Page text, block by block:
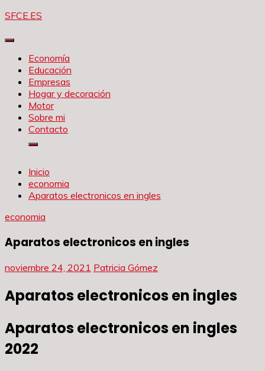
Saltar
contenido
SFCE.ES
Economía
Educación
Empresas
Hogar y decoración
Motor
Sobre mi
Contacto
Inicio
economia
Aparatos electronicos en ingles
economia
Aparatos electronicos en ingles
noviembre 24, 2021 Patricia Gómez
Aparatos electronicos en ingles
Aparatos electronicos en ingles
2022